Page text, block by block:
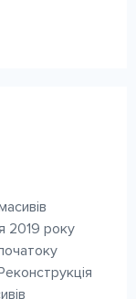
2019 року